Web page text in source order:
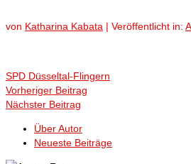
von Katharina Kabata | Veröffentlicht in:
SPD Düsseltal-Flingern
Vorheriger Beitrag
Nächster Beitrag
Über Autor
Neueste Beiträge